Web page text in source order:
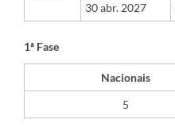
30 abr. 2027
1ª Fase
Nacionais
​5